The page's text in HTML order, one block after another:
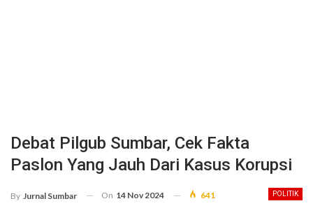
Debat Pilgub Sumbar, Cek Fakta
Paslon Yang Jauh Dari Kasus Korupsi
POLITIK
By Jurnal Sumbar On 14 Nov 2024 641